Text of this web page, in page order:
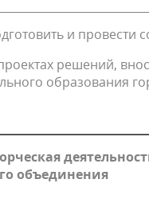
и провести
решений,
образования
объединения